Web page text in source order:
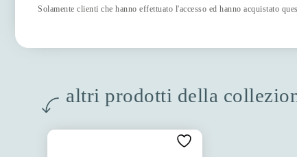
Solamente clienti che hanno effettuato l'accesso ed hanno acquistato
altri prodotti della